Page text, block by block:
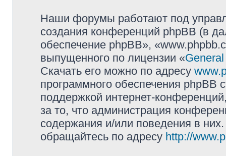
Наши форумы работают под
создания конференций phpBB (в
обеспечение phpBB»,
выпущенного по лицензии «
Скачать его можно по адресу
программного обеспечения phpBB
поддержкой интернет-
за то, что администрация
содержания и/или поведения в
обращайтесь по адресу http://